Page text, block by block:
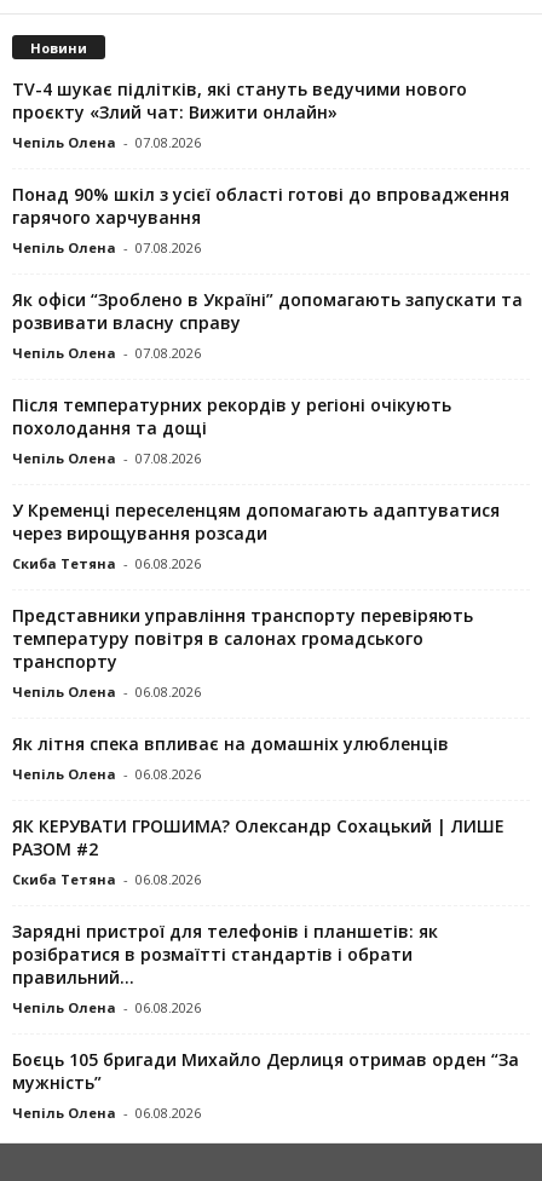
Новини
TV-4 шукає підлітків, які стануть ведучими нового
проєкту «Злий чат: Вижити онлайн»
Чепіль Олена - 07.08.2026
Понад 90% шкіл з усієї області готові до впровадження
гарячого харчування
Чепіль Олена - 07.08.2026
Як офіси “Зроблено в Україні” допомагають запускaти та
розвивати власну справу
Чепіль Олена - 07.08.2026
Після температурних рекордів у регіоні очікують
похолодання та дощі
Чепіль Олена - 07.08.2026
У Кременці переселенцям допомагають адаптуватися
через вирощування розсади
Скиба Тетяна - 06.08.2026
Представники управління транспорту перевіряють
температуру повітря в салонах громадського
транспорту
Чепіль Олена - 06.08.2026
Як літня спека впливає на домашніх улюбленців
Чепіль Олена - 06.08.2026
ЯК КЕРУВАТИ ГРОШИМА? Олександр Сохацький | ЛИШЕ
РАЗОМ #2
Скиба Тетяна - 06.08.2026
Зарядні пристрої для телефонів і планшетів: як
розібратися в розмаїтті стандартів і обрати
правильний...
Чепіль Олена - 06.08.2026
Боєць 105 бригади Михайло Дерлиця отримав орден “За
мужність”
Чепіль Олена - 06.08.2026